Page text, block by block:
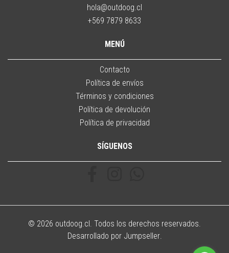
hola@outdoog.cl
+569 7879 8633
MENÚ
Contacto
Política de envíos
Términos y condiciones
Política de devolución
Política de privacidad
SÍGUENOS
© 2026 outdoog.cl. Todos los derechos reservados.
Desarrollado por Jumpseller.